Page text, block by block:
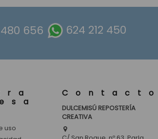
480 656 624 212 450
uso
Contacto
DULCEMISÚ REPOSTERÍA
CREATIVA